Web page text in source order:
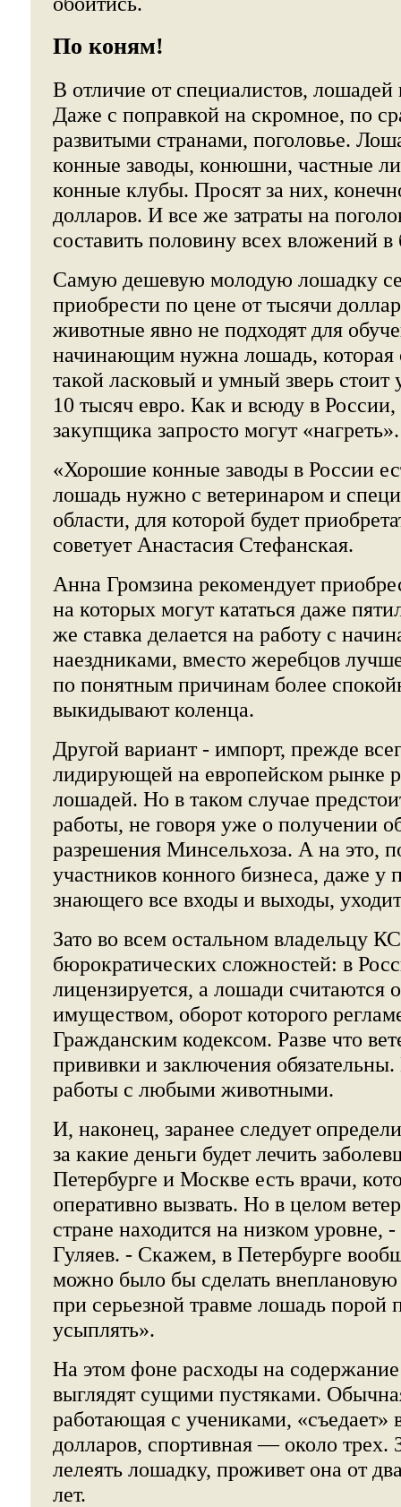
По коням!
В отличие от специалистов,
Даже с поправкой на скромное, по
развитыми странами, поголовье.
конные заводы, конюшни, частные
конные клубы. Просят за них,
долларов. И все же затраты на
составить половину всех вложений в
Самую дешевую молодую лошадку
приобрести по цене от тысячи
животные явно не подходят для
начинающим нужна лошадь, которая
такой ласковый и умный зверь стоит
10 тысяч евро. Как и всюду в
закупщика запросто могут «нагреть».
«Хорошие конные заводы в России
лошадь нужно с ветеринаром и
области, для которой будет
советует Анастасия Стефанская.
Анна Громзина рекомендует
на которых могут кататься даже
же ставка делается на работу с
наездниками, вместо жеребцов
по понятным причинам более
выкидывают коленца.
Другой вариант - импорт, прежде
лидирующей на европейском рынке
лошадей. Но в таком случае
работы, не говоря уже о получении
разрешения Минсельхоза. А на это,
участников конного бизнеса, даже у
знающего все входы и выходы,
Зато во всем остальном владельцу
бюрократических сложностей: в
лицензируется, а лошади считаются
имуществом, оборот которого
Гражданским кодексом. Разве что
прививки и заключения обязательны.
работы с любыми животными.
И, наконец, заранее следует
за какие деньги будет лечить
Петербурге и Москве есть врачи,
оперативно вызвать. Но в целом
стране находится на низком уровне,
Гуляев. - Скажем, в Петербурге
можно было бы сделать
при серьезной травме лошадь порой
усыплять».
На этом фоне расходы на
выглядят сущими пустяками.
работающая с учениками, «съедает»
долларов, спортивная — около трех.
лелеять лошадку, проживет она от
лет.